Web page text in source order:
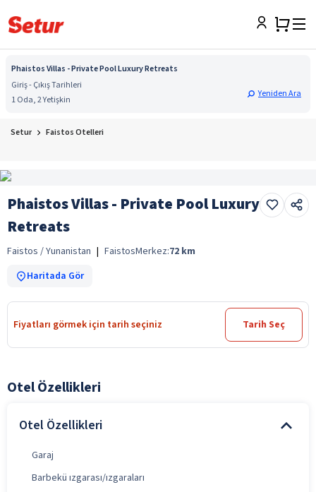
Phaistos Villas - Private Pool Luxury Retreats
Giriş - Çıkış Tarihleri
1 Oda, 2 Yetişkin
Yeniden Ara
Setur Faistos Otelleri
Phaistos Villas - Private Pool Luxury
Retreats
Faistos / Yunanistan | FaistosMerkez:72 km
Haritada Gör
Fiyatları görmek için tarih seçiniz Tarih Seç
Otel Özellikleri
Otel Özellikleri
Garaj
Barbekü ızgarası/ızgaraları